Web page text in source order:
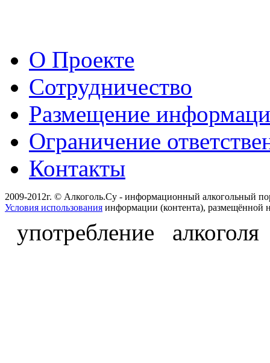
О Проекте
Сотрудничество
Размещение
Ограничение
Контакты
2009-2012г. © Алкоголь.Су - информационный алкогольный
Условия использования информации (контента), размещённой
употребление